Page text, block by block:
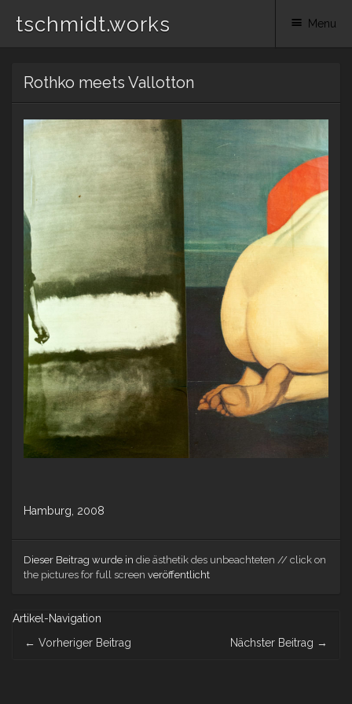
tschmidt.works Menu
content
Rothko meets Vallotton
Hamburg, 2008
Dieser Beitrag wurde in die ästhetik des unbeachteten // click on
the pictures for full screen veröffentlicht
Artikel-Navigation
← Vorheriger Beitrag Nächster Beitrag →